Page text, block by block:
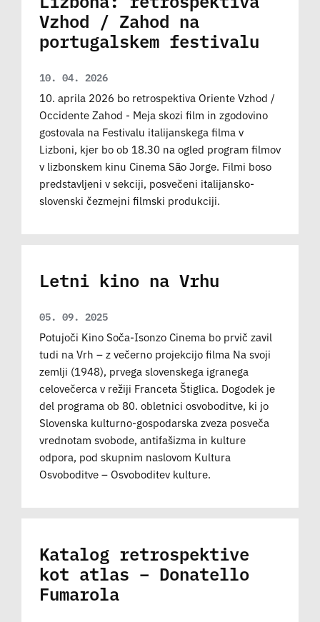
Vzhod / Zahod na
portugalskem festivalu
10. 04. 2026
10. aprila 2026 bo retrospektiva Oriente Vzhod /
Occidente Zahod - Meja skozi film in zgodovino
gostovala na Festivalu italijanskega filma v
Lizboni, kjer bo ob 18.30 na ogled program filmov
v lizbonskem kinu Cinema São Jorge. Filmi boso
predstavljeni v sekciji, posvečeni italijansko-
slovenski čezmejni filmski produkciji.
Letni kino na Vrhu
05. 09. 2025
Potujoči Kino Soča-Isonzo Cinema bo prvič zavil
tudi na Vrh – z večerno projekcijo filma Na svoji
zemlji (1948), prvega slovenskega igranega
celovečerca v režiji Franceta Štiglica. Dogodek je
del programa ob 80. obletnici osvoboditve, ki jo
Slovenska kulturno-gospodarska zveza posveča
vrednotam svobode, antifašizma in kulture
odpora, pod skupnim naslovom Kultura
Osvoboditve – Osvoboditev kulture.
Katalog retrospektive
kot atlas – Donatello
Fumarola